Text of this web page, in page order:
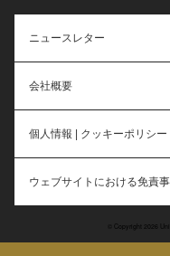
ニュースレター
会社概要
個人情報 | クッキーポリシー
ウェブサイトにおける免責
© Copyright 2026